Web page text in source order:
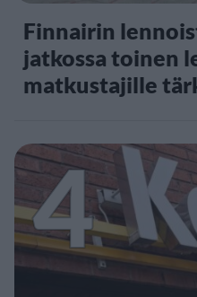
Finnairin
jatkossa toinen
matkustajille
4